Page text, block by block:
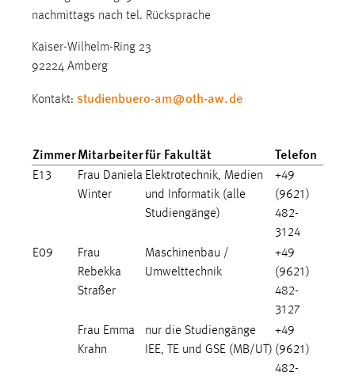
nachmittags nach tel. Rücksprache
Kaiser-Wilhelm-Ring 23
92224 Amberg
Kontakt: studienbuero-am@oth-aw.de
ZimmerMitarbeiterfür Fakultät Telefon
E13
Frau Daniela
Winter
Elektrotechnik, Medien
und Informatik (alle
Studiengänge)
+49
(9621)
482-
3124
E09
Frau
Rebekka
Straßer
Maschinenbau /
Umwelttechnik
+49
(9621)
482-
3127
Frau Emma
Krahn
nur die Studiengänge
IEE, TE und GSE (MB/UT)
+49
(9621)
482-
Max. 13 Monate
verwendet, um personalisierte Werbung anzuzeigen.
Sie tun dies, indem sie Besucher über Websites
hinweg verfolgen.
Name:
_gcl_au
Google Ireland Limited
Zweck: